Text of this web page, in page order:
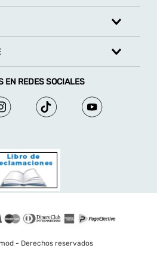
EN REDES SOCIALES
- Derechos reservados